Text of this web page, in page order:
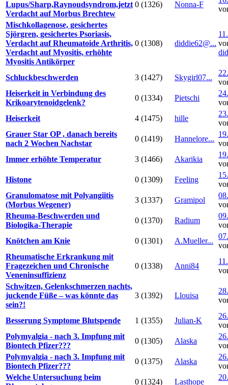
Lupus/Sharp,Raynoudsyndrom,jetzt
Verdacht auf Morbus Brechtew
0 (1326) Nonna-F
Mischkollagenose, gesichertes
Sjörgren, gesichertes Psoriasis,
Verdacht auf Rheumatoide Arthritis,
Verdacht auf Myositis, erhöhte
Myositis Antikörper
0 (1308) diddie62@...
Schluckbeschwerden 3 (1427) Skygirl07...
Heiserkeit in Verbindung des
Krikoarytenoidgelenk?
0 (1334) Pietschi
Heiserkeit
4 (1475) hille
Grauer Star OP , danach bereits
nach 2 Wochen Nachstar
0 (1419) Hannelore...
Immer erhöhte Temperatur
3 (1466) Akarikia
Histone
0 (1309) Feeling
Granulomatose mit Polyangiitis
(Morbus Wegener)
3 (1337) Gramipol
Rheuma-Beschwerden und
Biologika-Therapie
0 (1370) Radium
Knötchen am Knie
0 (1301) A.Mueller...
Rheumatische Erkrankung mit
Fragezeichen und Chronische
Veneninsuffizienz
0 (1338) Anni84
Schwitzen, Gelenkschmerzen nachts,
juckende Füße – was könnte das
sein?!
3 (1392) Llouisa
Besserung Symptome Blutspende 1 (1355) Julian-K
Polymyalgia - nach 3. Impfung mit
Biontech Pfizer???
0 (1305) Alaska
Polymyalgia - nach 3. Impfung mit
Biontech Pfizer???
0 (1375) Alaska
Welche Untersuchung beim
0 (1324) Lasthope